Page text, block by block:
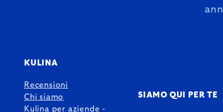
KULINA
Recensioni
Chi siamo
Kulina per aziende -
SIAMO QUI PER TE